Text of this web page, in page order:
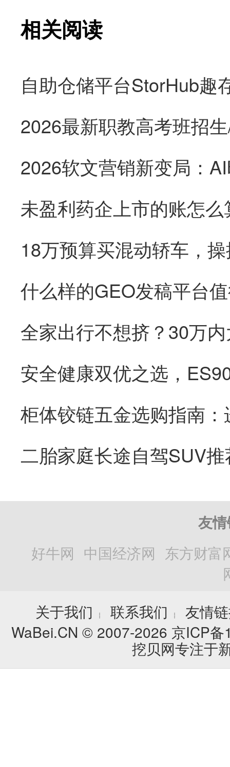
相关阅读
未盈利药企上市的账怎
18万预算买混动轿车，
全家出行不想挤？30万
二胎家庭长途自驾SUV
友
好牛网 中国经济网 东方财富
关于我们
┊ 联系我们 ┊
友情
WaBei.CN © 2007-2026 京ICP
挖贝网专注于